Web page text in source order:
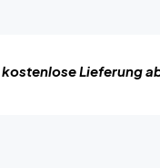
Lieferung